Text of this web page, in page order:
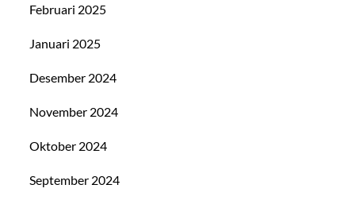
Februari 2025
Januari 2025
Desember 2024
November 2024
Oktober 2024
September 2024